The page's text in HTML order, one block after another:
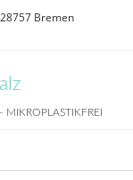
Bremen
MIKROPLASTIKFREI